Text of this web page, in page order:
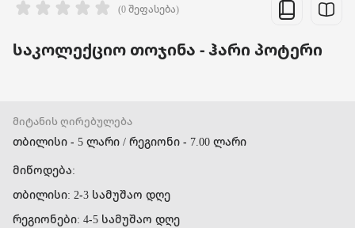
(0 შეფასება)
საკოლექციო თოჯინა - ჰარი პოტერი
მიტანის ღირებულება
თბილისი - 5 ლარი / რეგიონი - 7.00 ლარი
მიწოდება:
თბილისი: 2-3 სამუშაო დღე
რეგიონები: 4-5 სამუშაო დღე